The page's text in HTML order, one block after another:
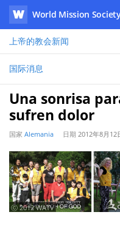
WATV
World Mission
上帝的教会新闻
国际消息
Una sonrisa
sufren dolor
国家 Alemania 日期 2012年8月12
ⓒ 2012 WATV